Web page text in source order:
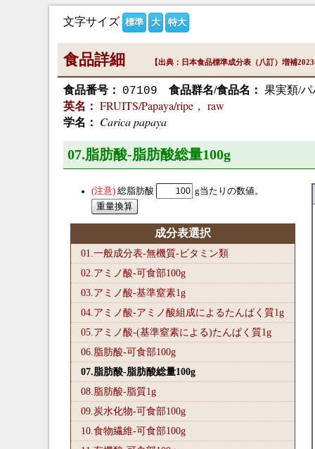
文字サイズ 標準 大 特大
食品詳細 【出典：日本食品標準成分表（八訂）増補
食品番号： 07109 食品群名/食品名： 果実類/
英名： FRUITS/Papaya/ripe， raw
学名： Carica papaya
07.脂肪酸-脂肪酸総量100g
総脂肪酸 g当たりの数値。
成分表選択
01.一般成分表-無機質-ビタミン類
02.アミノ酸-可食部100g
03.アミノ酸-基準窒素1g
04.アミノ酸-アミノ酸組成によるたんぱく質1g
05.アミノ酸-(基準窒素による)たんぱく質1g
06.脂肪酸-可食部100g
07.脂肪酸-脂肪酸総量100g
08.脂肪酸-脂質1g
09.炭水化物-可食部100g
10.食物繊維-可食部100g